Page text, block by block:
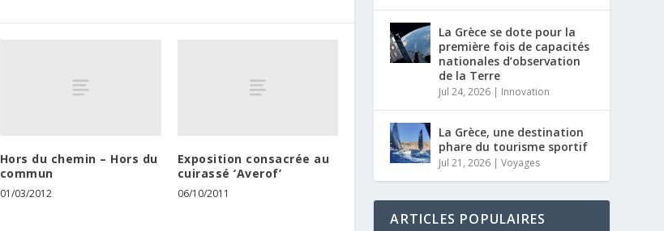
Hors du chemin – Hors du
commun
01/03/2012
Exposition consacrée au
cuirassé ‘Averof’
06/10/2011
La Grèce se dote pour la
première fois de capacités
nationales d’observation
de la Terre
Jul 24, 2026 | Innovation
La Grèce, une destination
phare du tourisme sportif
Jul 21, 2026 |Voyages
ARTICLES POPULAIRES